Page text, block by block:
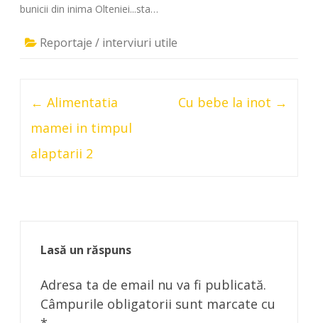
bunicii din inima Olteniei...sta…
Reportaje / interviuri utile
← Alimentatia
mamei in timpul
alaptarii 2
Cu bebe la inot →
Lasă un răspuns
Adresa ta de email nu va fi publicată.
Câmpurile obligatorii sunt marcate cu